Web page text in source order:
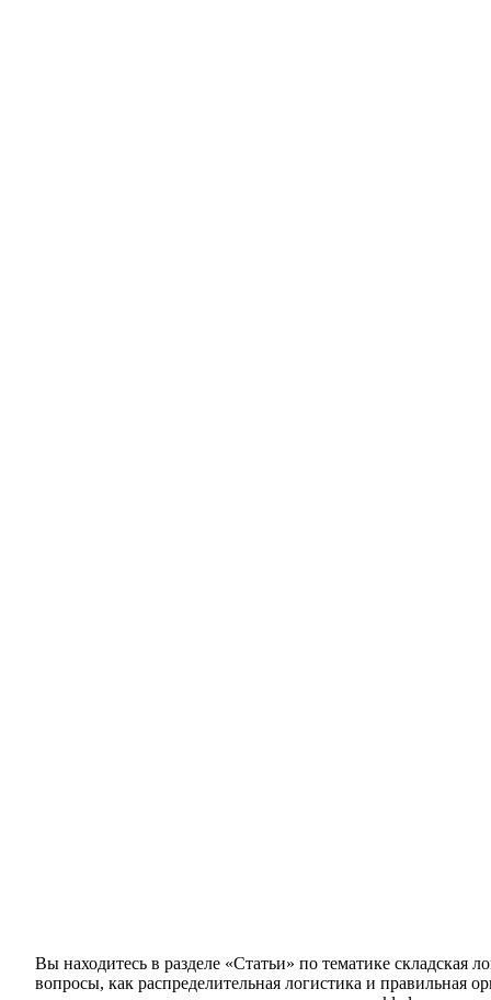
Вы находитесь в разделе «Статьи» по тематике складская
вопросы, как распределительная логистика и правильная